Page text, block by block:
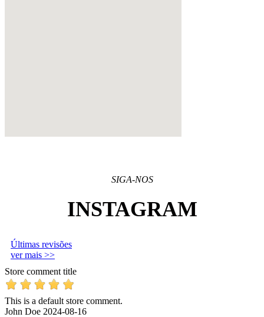
SIGA-NOS
INSTAGRAM
Últimas revisões
ver mais >>
Store comment title
This is a default store comment.
John Doe 2024-08-16